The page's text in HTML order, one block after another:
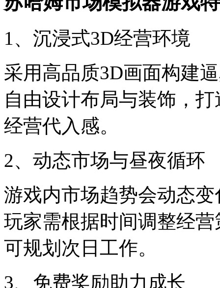
1、沉浸式3D经营环境
采用高品质3D画面构建
自由设计布局与装饰，
经营代入感。
2、动态市场与昼夜循环
游戏内市场趋势会动态
玩家需根据时间调整经
可规划次日工作。
3、免费奖励助力成长